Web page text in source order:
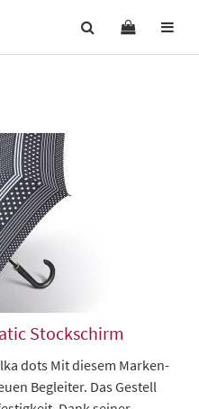
Stockschirm
dots Mit diesem Marken-
Begleiter. Das Gestell